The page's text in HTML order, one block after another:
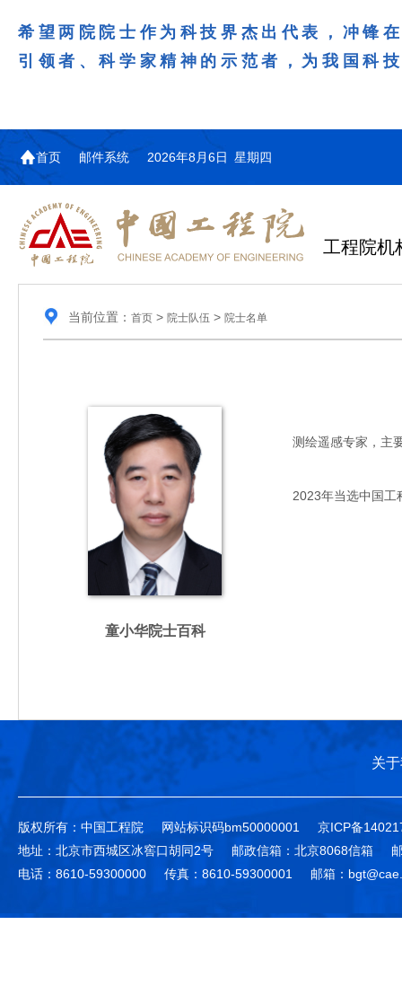
希望两院院士作为科技界杰出代表，冲锋
引领者、科学家精神的示范者，为我国科
首页 邮件系统 2026年8月6日 星期四
工程院机
当前位置： 首页> 院士队伍 > 院士名单
童小华院士百科
测绘遥感专家，主要
2023年当选中国工
关
版权所有：中国工程院 网站标识码bm50000001
京ICP备
地址：北京市西城区冰窖口胡同2号
邮政信箱：北京8068信箱
电话：8610-59300000
传真：8610-59300001 邮箱：